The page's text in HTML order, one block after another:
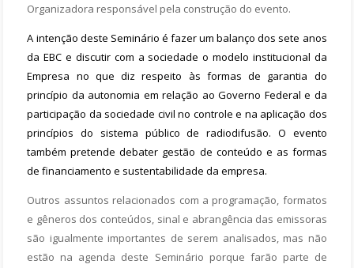
Organizadora responsável pela construção do evento.
A intenção deste Seminário é fazer um balanço dos sete anos
da EBC e discutir com a sociedade o modelo institucional da
Empresa no que diz respeito às formas de garantia do
princípio da autonomia em relação ao Governo Federal e da
participação da sociedade civil no controle e na aplicação dos
princípios do sistema público de radiodifusão. O evento
também pretende debater gestão de conteúdo e as formas
de financiamento e sustentabilidade da empresa.
Outros assuntos relacionados com a programação, formatos
e gêneros dos conteúdos, sinal e abrangência das emissoras
são igualmente importantes de serem analisados, mas não
estão na agenda deste Seminário porque farão parte de